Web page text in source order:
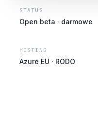
STATUS
Open beta · darmowe
HOSTING
Azure EU · RODO